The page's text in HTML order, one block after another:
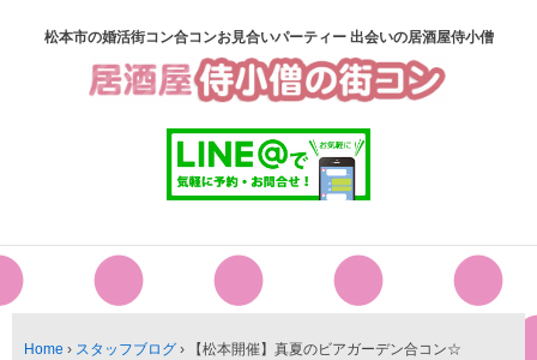
松本市の婚活街コン合コンお見合いパーティー 出会いの居酒屋侍小僧
Home › スタッフブログ › 【松本開催】真夏のビアガーデン合コン☆